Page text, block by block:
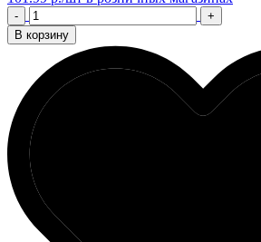
-
+
В корзину